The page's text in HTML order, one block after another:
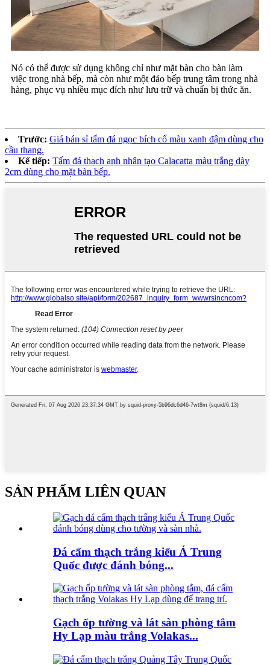
Nó có thể được sử dụng không chỉ như mặt bàn cho bàn làm
việc trong nhà bếp, mà còn như một đảo bếp trung tâm trong nhà
hàng, phục vụ nhiều mục đích như lưu trữ và chuẩn bị thức ăn.
Trước: Giá bán sỉ tấm đá ngọc bích cổ màu xanh đậm dùng cho
cầu thang.
Kế tiếp: Tấm đá thạch anh nhân tạo Calacatta màu trắng dày
2cm dùng cho mặt bàn bếp.
SẢN PHẨM LIÊN QUAN
Đá cẩm thạch trắng kiểu Á Trung
Quốc được đánh bóng...
Gạch ốp tường và lát sàn phòng tắm
Hy Lạp màu trắng Volakas...